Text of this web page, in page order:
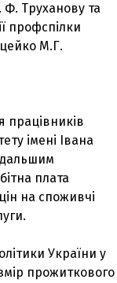
Ф. Труханову та
профспілки
М.Г.
працівників
імені Івана
плата
на споживчі
України у
прожиткового